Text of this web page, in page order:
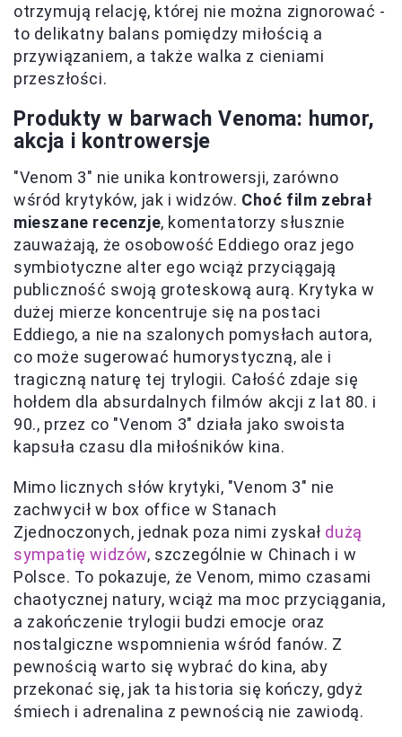
otrzymują relację, której nie można zignorować -
to delikatny balans pomiędzy miłością a
przywiązaniem, a także walka z cieniami
przeszłości.
Produkty w barwach Venoma: humor,
akcja i kontrowersje
"Venom 3" nie unika kontrowersji, zarówno
wśród krytyków, jak i widzów. Choć film zebrał
mieszane recenzje, komentatorzy słusznie
zauważają, że osobowość Eddiego oraz jego
symbiotyczne alter ego wciąż przyciągają
publiczność swoją groteskową aurą. Krytyka w
dużej mierze koncentruje się na postaci
Eddiego, a nie na szalonych pomysłach autora,
co może sugerować humorystyczną, ale i
tragiczną naturę tej trylogii. Całość zdaje się
hołdem dla absurdalnych filmów akcji z lat 80. i
90., przez co "Venom 3" działa jako swoista
kapsuła czasu dla miłośników kina.
Mimo licznych słów krytyki, "Venom 3" nie
zachwycił w box office w Stanach
Zjednoczonych, jednak poza nimi zyskał dużą
sympatię widzów, szczególnie w Chinach i w
Polsce. To pokazuje, że Venom, mimo czasami
chaotycznej natury, wciąż ma moc przyciągania,
a zakończenie trylogii budzi emocje oraz
nostalgiczne wspomnienia wśród fanów. Z
pewnością warto się wybrać do kina, aby
przekonać się, jak ta historia się kończy, gdyż
śmiech i adrenalina z pewnością nie zawiodą.